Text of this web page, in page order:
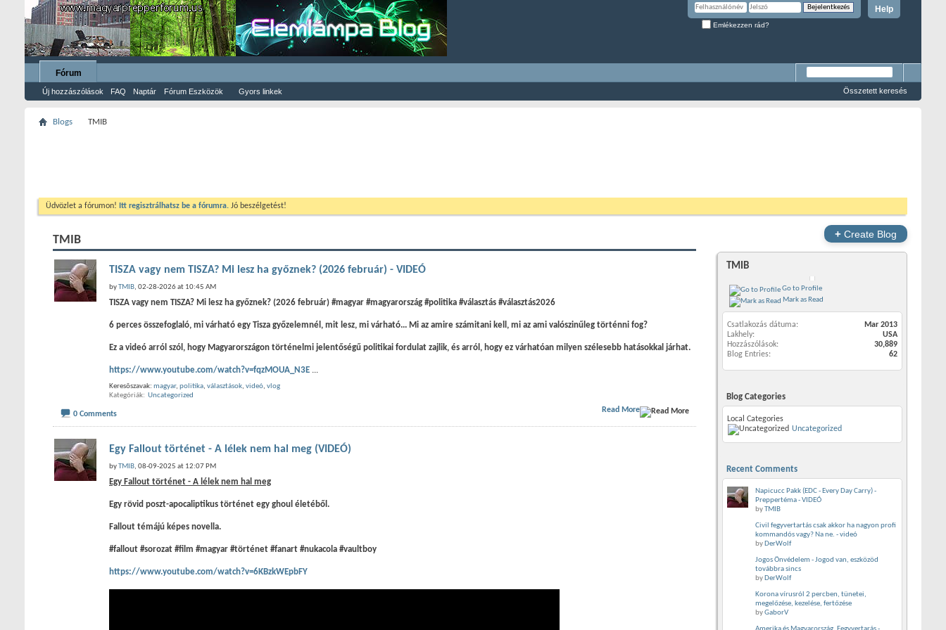
Help
Emlékezzen rád?
Fórum
Új hozzászólások FAQ Naptár Fórum Eszközök Gyors linkek Összetett keresés
Blogs TMIB
Üdvözlet a fórumon! Itt regisztrálhatsz be a fórumra. Jó beszélgetést!
TMIB
TISZA vagy nem TISZA? Mi lesz ha győznek? (2026 február) - VIDEÓ
byTMIB, 02-28-2026 at 10:45 AM
TISZA vagy nem TISZA? Mi lesz ha győznek? (2026 február) #magyar #magyarország #politika #választás #választás2026
6 perces összefoglaló, mi várható egy Tisza győzelemnél, mit lesz, mi várható... Mi az amire számitani kell, mi az ami valószinűleg történni fog?
Ez a videó arról szól, hogy Magyarországon történelmi jelentőségű politikai fordulat zajlik, és arról, hogy ez várhatóan milyen szélesebb hatásokkal járhat.
https://www.youtube.com/watch?v=fqzMOUA_N3E ...
Keresõszavak: magyar, politika, választások, videó, vlog
Kategóriák
Uncategorized
0 Comments Read More
Egy Fallout történet - A lélek nem hal meg (VIDEÓ)
byTMIB, 08-09-2025 at 12:07 PM
Egy Fallout történet - A lélek nem hal meg
Egy rövid poszt-apocaliptikus történet egy ghoul életéből.
Fallout témájú képes novella.
#fallout #sorozat #film #magyar #történet #fanart #nukacola #vaultboy
https://www.youtube.com/watch?v=6KBzkWEpbFY
+ Create Blog
TMIB
Go to Profile
Mark as Read
Csatlakozás dátuma
Mar 2013
Lakhely
USA
Hozzászólások
30,889
Blog Entries
62
Blog Categories
Local Categories
Uncategorized
Recent Comments
Napicucc Pakk (EDC - Every Day Carry) -
Preppertéma - VIDEÓ
byTMIB
Civil fegyvertartás csak akkor ha nagyon profi
kommandós vagy? Na ne. - videó
by DerWolf
Jogos Önvédelem - Jogod van, eszközöd
továbbra sincs
by DerWolf
Korona vírusról 2 percben, tünetei,
megelőzése, kezelése, fertőzése
byGaborV